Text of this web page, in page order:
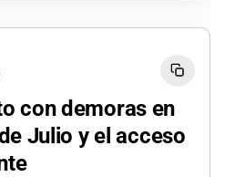
con demoras en
Julio y el acceso